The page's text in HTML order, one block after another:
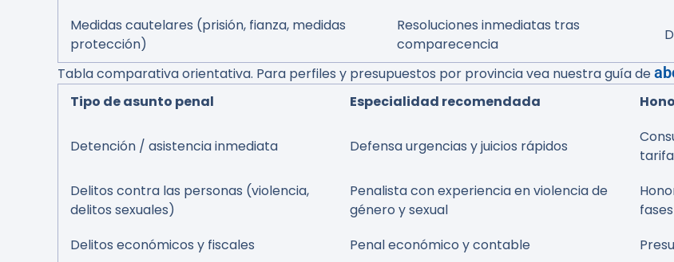
Medidas cautelares (prisión, fianza, medidas
protección)
Resoluciones inmediatas tras
comparecencia
Tabla comparativa orientativa. Para perfiles y presupuestos por provincia vea nuestra guía de
Tipo de asunto penal
Especialidad recomendada
Detención / asistencia inmediata Defensa urgencias y juicios rápidos
Delitos contra las personas (violencia,
delitos sexuales)
Penalista con experiencia en violencia de
género y sexual
fases
Delitos económicos y fiscales
Penal económico y contable